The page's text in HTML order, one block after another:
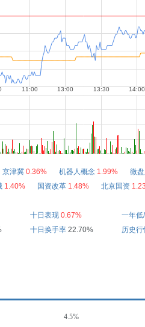
京津冀 0.36% 机器人概念 1.99% 微
1.40% 国资改革 1.48% 北京国资
十日表现 0.67% 一年低
十日换手率22.70% 历史行
4.5%